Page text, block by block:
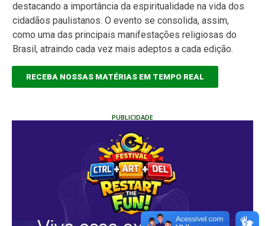
destacando a importância da espiritualidade na vida dos
cidadãos paulistanos. O evento se consolida, assim,
como uma das principais manifestações religiosas do
Brasil, atraindo cada vez mais adeptos a cada edição.
RECEBA NOSSAS MATÉRIAS EM TEMPO REAL
PUBLICIDADE